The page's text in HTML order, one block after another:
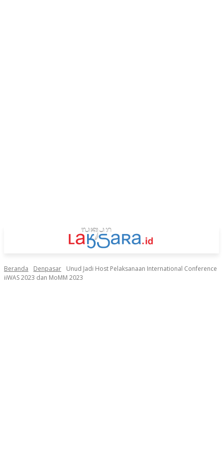
Beranda Denpasar
Unud Jadi Host Pelaksanaan International Conference
iiWAS 2023 dan MoMM 2023